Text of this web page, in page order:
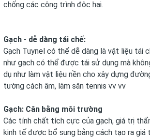
chống các công trình độc hại.
Gạch - dễ dàng tái chế:
Gạch Tuynel có thể dễ dàng là vật liệu tái
như gạch có thể được tái sử dụng mà
dụ như làm vật liệu nền cho xây dựng
tường cách âm, làm sân tennis vv vv
Gạch: Cân bằng môi trường
Các tính chất tích cực của gạch, giá trị
kinh tế được bổ sung bằng cách tạo ra giá